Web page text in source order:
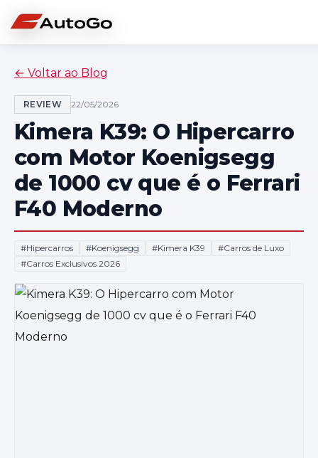
← Voltar ao Blog
REVIEW 22/05/2026
Kimera K39: O Hipercarro
com Motor Koenigsegg
de 1000 cv que é o Ferrari
F40 Moderno
#Hipercarros #Koenigsegg #Kimera K39 #Carros de Luxo
#Carros Exclusivos 2026